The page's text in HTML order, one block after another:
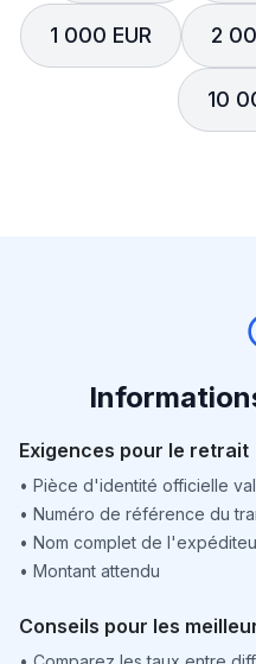
1 000 EUR 2
10
Exigences pour le retrait
• Pièce d'identité officielle
• Numéro de référence du
• Nom complet de
• Montant attendu
Conseils pour les